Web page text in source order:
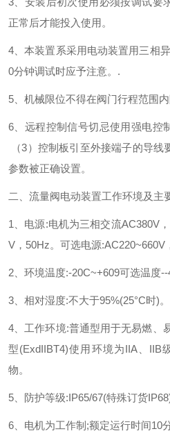
正常后才能投入使用。
4、本装置系采用电动装置用三相
0分钟调试时应予注意。.
5、机械限位不得在阀门行程范围
6、远程控制信号切忌使用强电控
（3）控制板引至外接端子的导
参数被正确设置。
二、流量阀电动装置工作环境及主
1、电源:电机为三相交流AC380V
V，50Hz。可选电源:AC220~660V
2、环境温度:-20C~+609可选温度--
3、相对湿度:不大于95%(25°C时)。
4、工作环境:普通型用于无易燃、
型(ExdIIBT4)使用环境为IIA、IIB
物。
5、防护等级:IP65/67(特殊订货IP68)
6、电机为工作制;额定运行时间10